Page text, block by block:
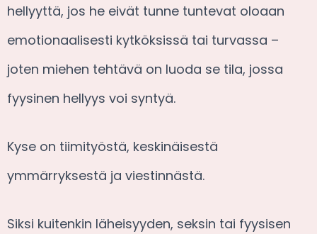
hellyyttä, jos he eivät tunne tuntevat oloaan
emotionaalisesti kytköksissä tai turvassa –
joten miehen tehtävä on luoda se tila, jossa
fyysinen hellyys voi syntyä.
Kyse on tiimityöstä, keskinäisestä
ymmärryksestä ja viestinnästä.
Siksi kuitenkin läheisyyden, seksin tai fyysisen